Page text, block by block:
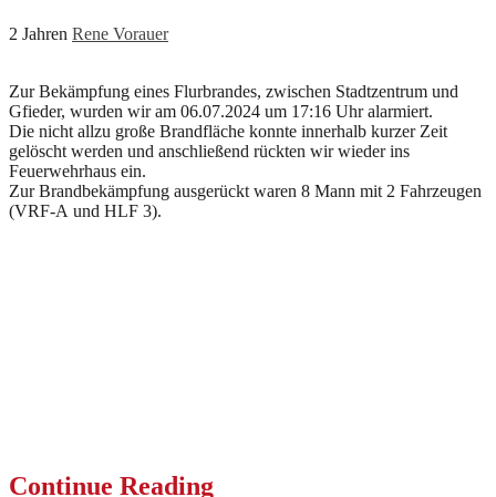
2 Jahren Rene Vorauer
Zur Bekämpfung eines Flurbrandes, zwischen Stadtzentrum und
Gfieder, wurden wir am 06.07.2024 um 17:16 Uhr alarmiert.
Die nicht allzu große Brandfläche konnte innerhalb kurzer Zeit
gelöscht werden und anschließend rückten wir wieder ins
Feuerwehrhaus ein.
Zur Brandbekämpfung ausgerückt waren 8 Mann mit 2 Fahrzeugen
(VRF-A und HLF 3).
Continue Reading